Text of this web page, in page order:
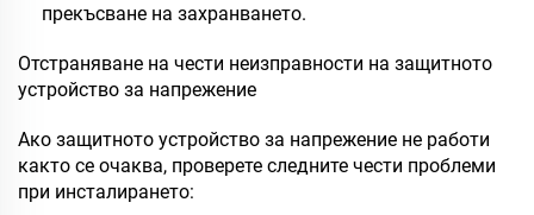
прекъсване на захранването.
Отстраняване на чести неизправности на защитното
устройство за напрежение
Ако защитното устройство за напрежение не работи
както се очаква, проверете следните чести проблеми
при инсталирането: